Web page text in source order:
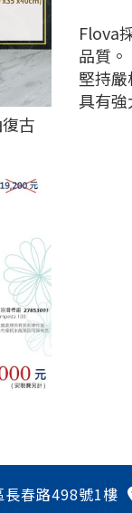
古
Flova
品質。
堅持
具有強
長春路498號1樓